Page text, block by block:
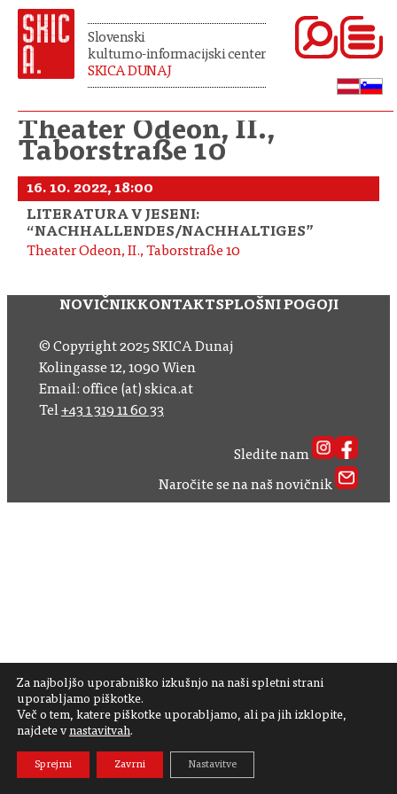
Slovenski
kulturno-informacijski center
SKICA DUNAJ
Theater Odeon, II.,
Taborstraße 10
16. 10. 2022, 18:00
LITERATURA V JESENI:
“NACHHALLENDES/NACHHALTIGES”
Theater Odeon, II., Taborstraße 10
Za najboljšo uporabniško izkušnjo na naši spletni strani
uporabljamo piškotke.
Več o tem, katere piškotke uporabljamo, ali pa jih izklopite,
najdete v nastavitvah.
Sprejmi Zavrni Nastavitve
NOVIČNIKKONTAKTSPLOŠNI POGOJI
© Copyright 2025 SKICA Dunaj
Kolingasse 12, 1090 Wien
Email: office (at) skica.at
Tel+43 1 319 11 60 33
Sledite nam
Naročite se na naš novičnik